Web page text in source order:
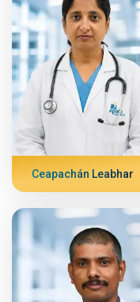
Ceapachán Leabhar